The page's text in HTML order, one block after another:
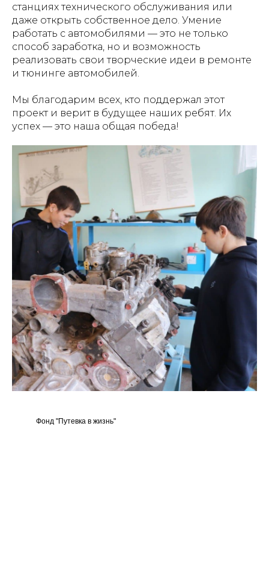
станциях технического обслуживания или
даже открыть собственное дело. Умение
работать с автомобилями — это не только
способ заработка, но и возможность
реализовать свои творческие идеи в ремонте
и тюнинге автомобилей.
Мы благодарим всех, кто поддержал этот
проект и верит в будущее наших ребят. Их
успех — это наша общая победа!
Фонд "Путевка в жизнь"